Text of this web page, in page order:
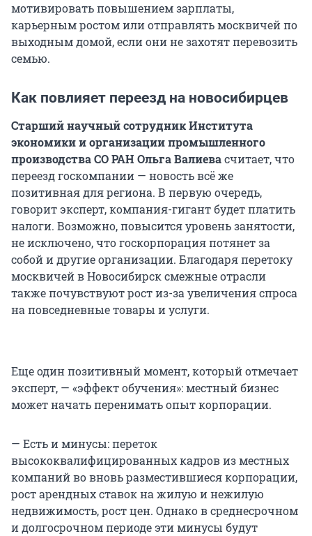
мотивировать повышением зарплаты,
карьерным ростом или отправлять москвичей по
выходным домой, если они не захотят перевозить
семью.
Как повлияет переезд на новосибирцев
Старший научный сотрудник Института
экономики и организации промышленного
производства СО РАН Ольга Валиевасчитает, что
переезд госкомпании — новость всё же
позитивная для региона. В первую очередь,
говорит эксперт, компания-гигант будет платить
налоги. Возможно, повысится уровень занятости,
не исключено, что госкорпорация потянет за
собой и другие организации. Благодаря перетоку
москвичей в Новосибирск смежные отрасли
также почувствуют рост из-за увеличения спроса
на повседневные товары и услуги.
Еще один позитивный момент, который отмечает
эксперт, — «эффект обучения»: местный бизнес
может начать перенимать опыт корпорации.
— Есть и минусы: переток
высококвалифицированных кадров из местных
компаний во вновь разместившиеся корпорации,
рост арендных ставок на жилую и нежилую
недвижимость, рост цен. Однако в среднесрочном
и долгосрочном периоде эти минусы будут